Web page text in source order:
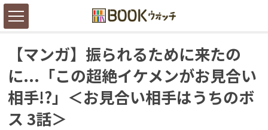
【マンガ】振られるために来たの
に...「この超絶イケメンがお見合い
相手!?」＜お見合い相手はうちのボ
ス 3話＞